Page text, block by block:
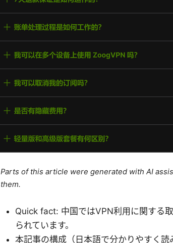
Parts of this article were generated with AI
them.
Quick fact: 中国ではVPN利用に関する
られています。
本記事の構成（日本語で分かりやすく